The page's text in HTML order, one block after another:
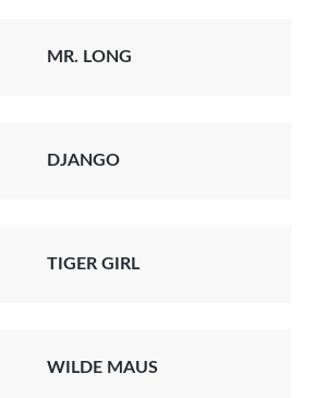
MR. LONG
DJANGO
TIGER GIRL
WILDE MAUS